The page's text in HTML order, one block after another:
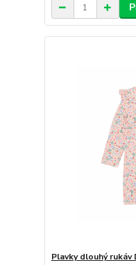
Plavky dlouhý